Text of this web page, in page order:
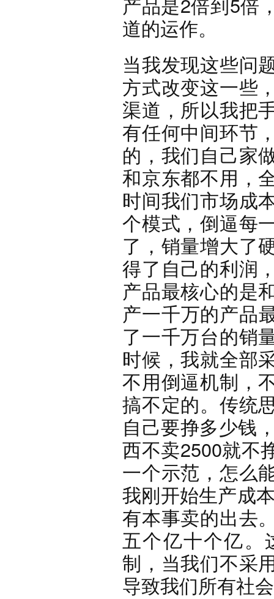
道的运作。
当我发现这些问
方式改变这一些
渠道，所以我把
有任何中间环节
的，我们自己家
和京东都不用，
时间我们市场成
个模式，倒逼每
了，销量增大了
得了自己的利润
产品最核心的是
产一千万的产品
了一千万台的销
时候，我就全部
不用倒逼机制，
搞不定的。传统
自己要挣多少钱
西不卖2500就不
一个示范，怎么
我刚开始生产成
有本事卖的出去
五个亿十个亿。
制，当我们不采
导致我们所有社